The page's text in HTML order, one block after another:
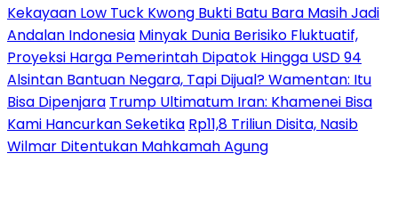
Kekayaan Low Tuck Kwong Bukti Batu Bara Masih Jadi
Andalan Indonesia Minyak Dunia Berisiko Fluktuatif,
Proyeksi Harga Pemerintah Dipatok Hingga USD 94
Alsintan Bantuan Negara, Tapi Dijual? Wamentan: Itu
Bisa Dipenjara Trump Ultimatum Iran: Khamenei Bisa
Kami Hancurkan Seketika Rp11,8 Triliun Disita, Nasib
Wilmar Ditentukan Mahkamah Agung